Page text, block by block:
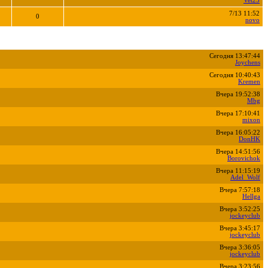
0
7/13 11:52
novo
Сегодня 13:47:44
Joychens
Сегодня 10:40:43
Kremen
Вчера 19:52:38
Mbg
Вчера 17:10:41
mixon
Вчера 16:05:22
DonHK
Вчера 14:51:56
Borovichok
Вчера 11:15:19
Adel_Wolf
Вчера 7:57:18
Hellga
Вчера 3:52:25
jockeyclub
Вчера 3:45:17
jockeyclub
Вчера 3:36:05
jockeyclub
Вчера 3:23:56